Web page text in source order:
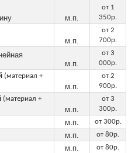
м.п.
от 1
350р.
м.п.
от 2
700р.
м.п.
от 3
000р.
(материал +
м.п.
от 2
900р.
(материал +
м.п.
от 3
300р.
м.п. от 300р.
м.п. от 80р.
м.п. от 80р.